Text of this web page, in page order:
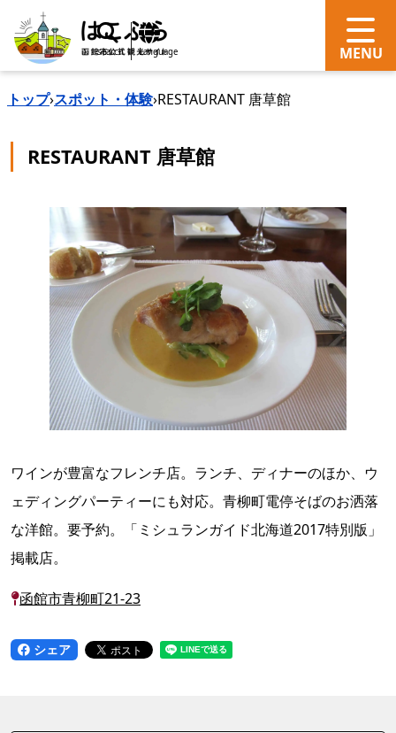
search Language
トップ›スポット・体験›RESTAURANT 唐草館
RESTAURANT 唐草館
ワインが豊富なフレンチ店。ランチ、ディナーのほか、ウ
ェディングパーティーにも対応。青柳町電停そばのお洒落
な洋館。要予約。「ミシュランガイド北海道2017特別版」
掲載店。
函館市青柳町21-23
シェア